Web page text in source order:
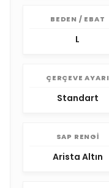
BEDEN / EBAT
L
ÇERÇEVE AYARI
Standart
SAP RENGI
Arista Altın